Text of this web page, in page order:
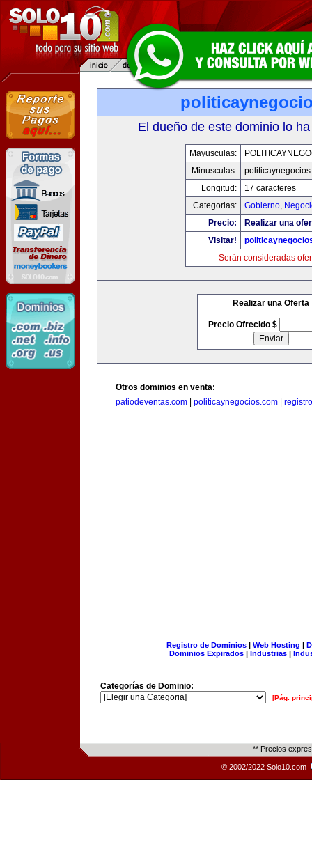
El dueño de este dominio lo
Mayusculas:
Minusculas:
Longitud:
17 caracteres
Categorias:
Gobierno,
Precio:
Realizar una
Visitar!
Serán consideradas
Realizar una Oferta
Precio Ofrecido $
Otros dominios en venta:
patiodeventas.com
politicaynegocios.com
Registro de Dominios| Web Hosting |
Dominios Expirados | Industrias |
Categorías de Dominio:
[Pág.
** Precios
© 2002/2022 Solo10.com